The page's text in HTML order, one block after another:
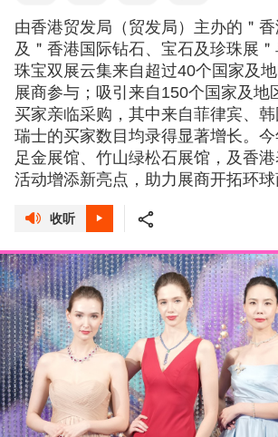
由香港贸发局（贸发局）主办的＂香
及＂香港国际钻石、宝石及珍珠展＂
珠宝双展云集来自超过40个国家及
展商参与；吸引来自150个国家及地
买家亲临采购，其中来自菲律宾、
瑞士的买家数目均录得显著增长。
足金展馆、竹山绿松石展馆，及香
活动增添新亮点，助力展商开拓环球
收听